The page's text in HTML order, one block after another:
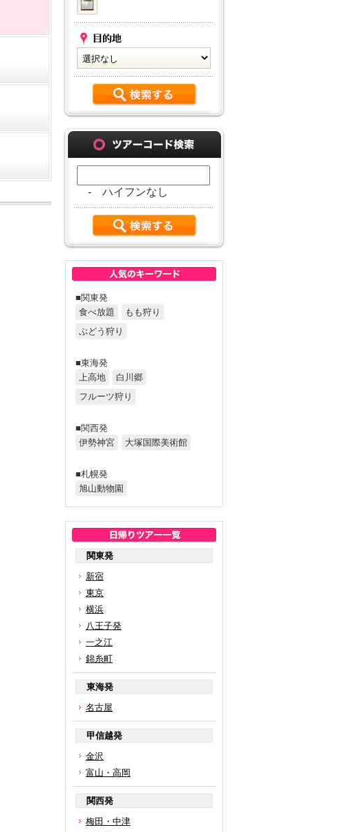
- ハイフンなし
■関東発
食べ放題
もも狩り
ぶどう狩り
■東海発
上高地
白川郷
フルーツ狩り
■関西発
伊勢神宮
大塚国際美術館
■札幌発
旭山動物園
関東発
新宿
東京
横浜
八王子発
一之江
錦糸町
東海発
名古屋
甲信越発
金沢
富山・高岡
関西発
梅田・中津